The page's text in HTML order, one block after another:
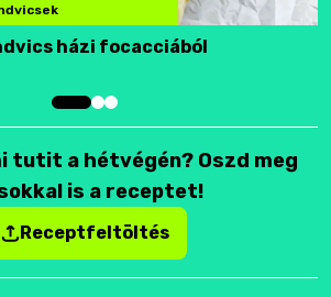
házi focacciából
tutit a hétvégén? Oszd meg
is a receptet!
Receptfeltöltés